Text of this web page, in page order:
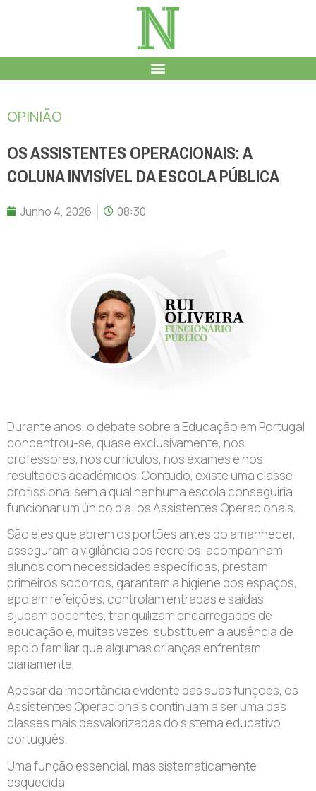
OPINIÃO
OS ASSISTENTES OPERACIONAIS: A
COLUNA INVISÍVEL DA ESCOLA PÚBLICA
Junho 4, 2026 08:30
Durante anos, o debate sobre a Educação em Portugal
concentrou-se, quase exclusivamente, nos
professores, nos currículos, nos exames e nos
resultados académicos. Contudo, existe uma classe
profissional sem a qual nenhuma escola conseguiria
funcionar um único dia: os Assistentes Operacionais.
São eles que abrem os portões antes do amanhecer,
asseguram a vigilância dos recreios, acompanham
alunos com necessidades específicas, prestam
primeiros socorros, garantem a higiene dos espaços,
apoiam refeições, controlam entradas e saídas,
ajudam docentes, tranquilizam encarregados de
educação e, muitas vezes, substituem a ausência de
apoio familiar que algumas crianças enfrentam
diariamente.
Apesar da importância evidente das suas funções, os
Assistentes Operacionais continuam a ser uma das
classes mais desvalorizadas do sistema educativo
português.
Uma função essencial, mas sistematicamente
esquecida